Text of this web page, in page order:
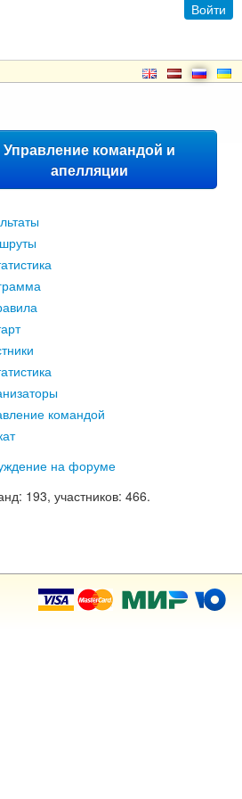
Войти
Управление командой и
апелляции
командой
на форуме
: 193, участников: 466.